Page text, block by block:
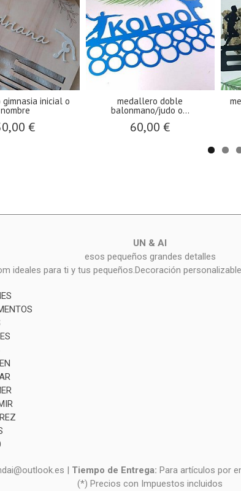
inicial o
nombre
€
medallero doble
balonmano/judo o...
60,00 €
UN & AI
esos pequeños grandes detalles
ideales para ti y tus pequeños.Decoración
| Tiempo de Entrega: Para artículos por
(*) Precios con Impuestos incluidos